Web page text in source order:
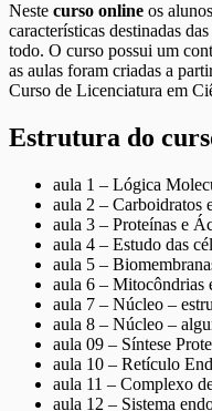
Neste curso online os
características destinadas
todo. O curso possui um
as aulas foram criadas a
Curso de Licenciatura em
Estrutura do
aula 1 – Lógica
aula 2 – Carboidratos
aula 3 – Proteínas e
aula 4 – Estudo das
aula 5 –
aula 6 – Mitocôndrias
aula 7 – Núcleo –
aula 8 – Núcleo –
aula 09 – Síntese
aula 10 – Retículo
aula 11 – Complexo
aula 12 – Sistema